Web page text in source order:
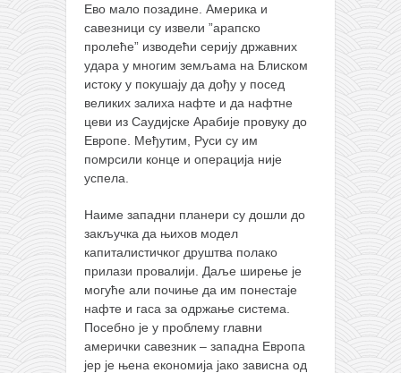
Ево мало позадине. Америка и
савезници су извели ”арапско
пролеће” изводећи серију државних
удара у многим земљама на Блиском
истоку у покушају да дођу у посед
великих залиха нафте и да нафтне
цеви из Саудијске Арабије провуку до
Европе. Међутим, Руси су им
помрсили конце и операција није
успела.
Наиме западни планери су дошли до
закључка да њихов модел
капиталистичког друштва полако
прилази провалији. Даље ширење је
могуће али почиње да им понестаје
нафте и гаса за одржање система.
Посебно је у проблему главни
амерички савезник – западна Европа
јер је њена економија јако зависна од